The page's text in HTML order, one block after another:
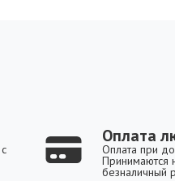
Оплата
Оплата при
Принимаются
безналичный